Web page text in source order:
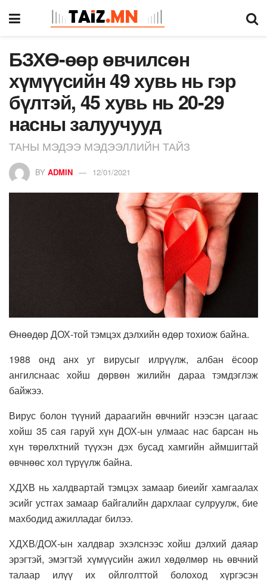
БЗХӨ-өөр өвчилсөн
хүмүүсийн 49 хувь нь гэр
бүлтэй, 45 хувь нь 20-29
насны залуучууд
ТАНЫ МЭДЭЭ МЭДЭЭЛЛИЙН ТАЙЗ
BY ADMIN 12/01/2021
Өнөөдөр ДОХ-той тэмцэх дэлхийн өдөр тохиож байна.
1988 онд анх уг вирусыг илрүүлж, албан ёсоор
ангилснаас хойш дөрвөн жилийн дараа тэмдэглэж
байжээ.
Вирус болон түүний дараагийн өвчнийг нээсэн цагаас
хойш 35 сая гаруй хүн ДОХ-ын улмаас нас барсан нь
хүн төрөлхтний түүхэн дэх бусад хамгийн аймшигтай
өвчнөөс хол түрүүлж байна.
ХДХВ нь халдвартай тэмцэх замаар биеийг хамгаалах
эсийг устгах замаар байгалийн дархлааг сулруулж, бие
махбодид ажилладаг билээ.
ХДХВ/ДОХ-ын халдвар эхэлснээс хойш дэлхий даяар
эрэгтэй, эмэгтэй хүмүүсийн ажил хөдөлмөр нь өвчний
талаар илүү их ойлголттой болоход хүргэсэн